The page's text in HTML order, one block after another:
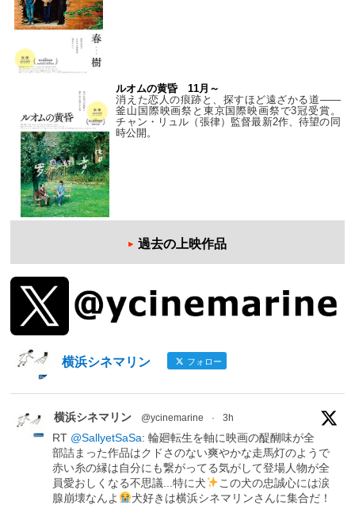
ルオムの黄昏 11月～
消えた恋人の痕跡と、探すほど遠ざかる道——
釜山国際映画祭と東京国際映画祭で3冠受賞。
チャン・リュル（張律）監督最新2作、待望の同
時公開。
過去の上映作品
横浜シネマリン フォロー
横浜シネマリン @ycinemarine · 3h
RT @SallyetSaSa: 輪廻転生を軸に映画の醍醐味が全
部詰まった作品はクドさのない爽やかな走馬灯のようで
赤い糸の縁は自分にも繋がってる気がして登場人物が全
員愛おしくなる不思議...特に犬
この犬の忠誠心には涙
腺崩壊なんよ
犬好きは横浜シネマリンさんに集合だ！